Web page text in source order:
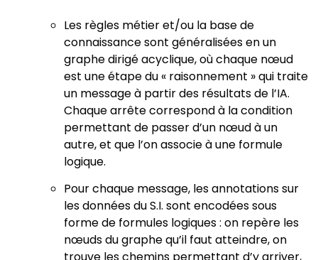
Les règles métier et/ou la base de
connaissance sont généralisées en un
graphe dirigé acyclique, où chaque nœud
est une étape du « raisonnement » qui traite
un message à partir des résultats de l’IA.
Chaque arrête correspond à la condition
permettant de passer d’un nœud à un
autre, et que l’on associe à une formule
logique.
Pour chaque message, les annotations sur
les données du S.I. sont encodées sous
forme de formules logiques : on repère les
nœuds du graphe qu’il faut atteindre, on